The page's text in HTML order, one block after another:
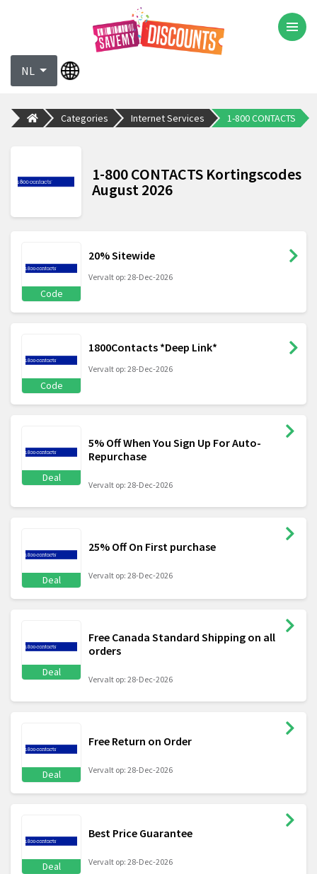
NL
Categories Internet Services 1-800 CONTACTS
1-800 CONTACTS Kortingscodes
August 2026
Code
20% Sitewide
Vervalt op: 28-Dec-2026
Code
1800Contacts *Deep Link*
Vervalt op: 28-Dec-2026
Deal
5% Off When You Sign Up For Auto-
Repurchase
Vervalt op: 28-Dec-2026
Deal
25% Off On First purchase
Vervalt op: 28-Dec-2026
Deal
Free Canada Standard Shipping on all
orders
Vervalt op: 28-Dec-2026
Deal
Free Return on Order
Vervalt op: 28-Dec-2026
Deal
Best Price Guarantee
Vervalt op: 28-Dec-2026